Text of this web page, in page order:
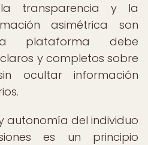
transparencia y la
asimétrica son
plataforma debe
y completos sobre
ocultar información
autonomía del individuo
es un principio